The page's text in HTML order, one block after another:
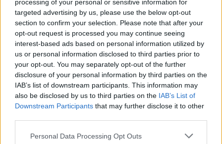
processing of your personal or sensitive information for
targeted advertising by us, please use the below opt-out
section to confirm your selection. Please note that after your
opt-out request is processed you may continue seeing
interest-based ads based on personal information utilized by
us or personal information disclosed to third parties prior to
your opt-out. You may separately opt-out of the further
disclosure of your personal information by third parties on the
IAB’s list of downstream participants. This information may
also be disclosed by us to third parties on the IAB’s List of
Downstream Participants that may further disclose it to other
Personal Data Processing Opt Outs